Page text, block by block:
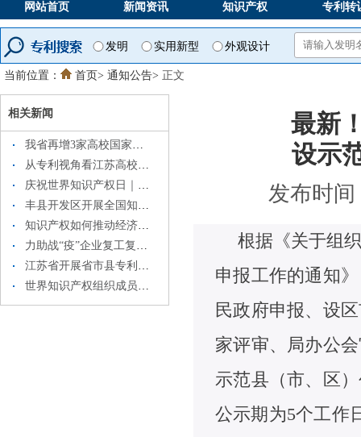
网站首页 新闻资讯 知识产权 专利转
发明 实用新型 外观设计
当前位置： 首页> 通知公告> 正文
相关新闻
我省再增3家高校国家知识产权信息服务中心
从专利视角看江苏高校创新实力
庆祝世界知识产权日｜江苏发布2019年知识产权白皮书
丰县开发区开展全国知识产权周活动
知识产权如何推动经济高质量发展？这些数据和事例为你讲述～
力助战“疫”企业复工复产， 江苏67家企业知识产权融资近3亿元
江苏省开展省市县专利联合执法行动
世界知识产权组织成员国大会第59届系列会议召开
最新
设示
发布时间
根据《关于组
申报工作的通知
民政府申报、设
家评审、局办公
示范县（市、区
公示期为5个工作